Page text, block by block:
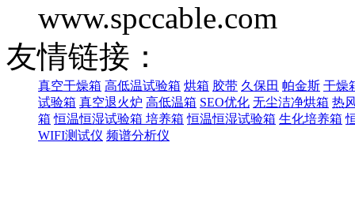
www.spccable.com
友情链接：
真空干燥箱 高低温试验箱 烘箱 胶带 久保田 帕金斯 干燥
试验箱 真空退火炉 高低温箱 SEO优化 无尘洁净烘箱 热
箱 恒温恒湿试验箱 培养箱 恒温恒湿试验箱 生化培养箱
WIFI测试仪 频谱分析仪